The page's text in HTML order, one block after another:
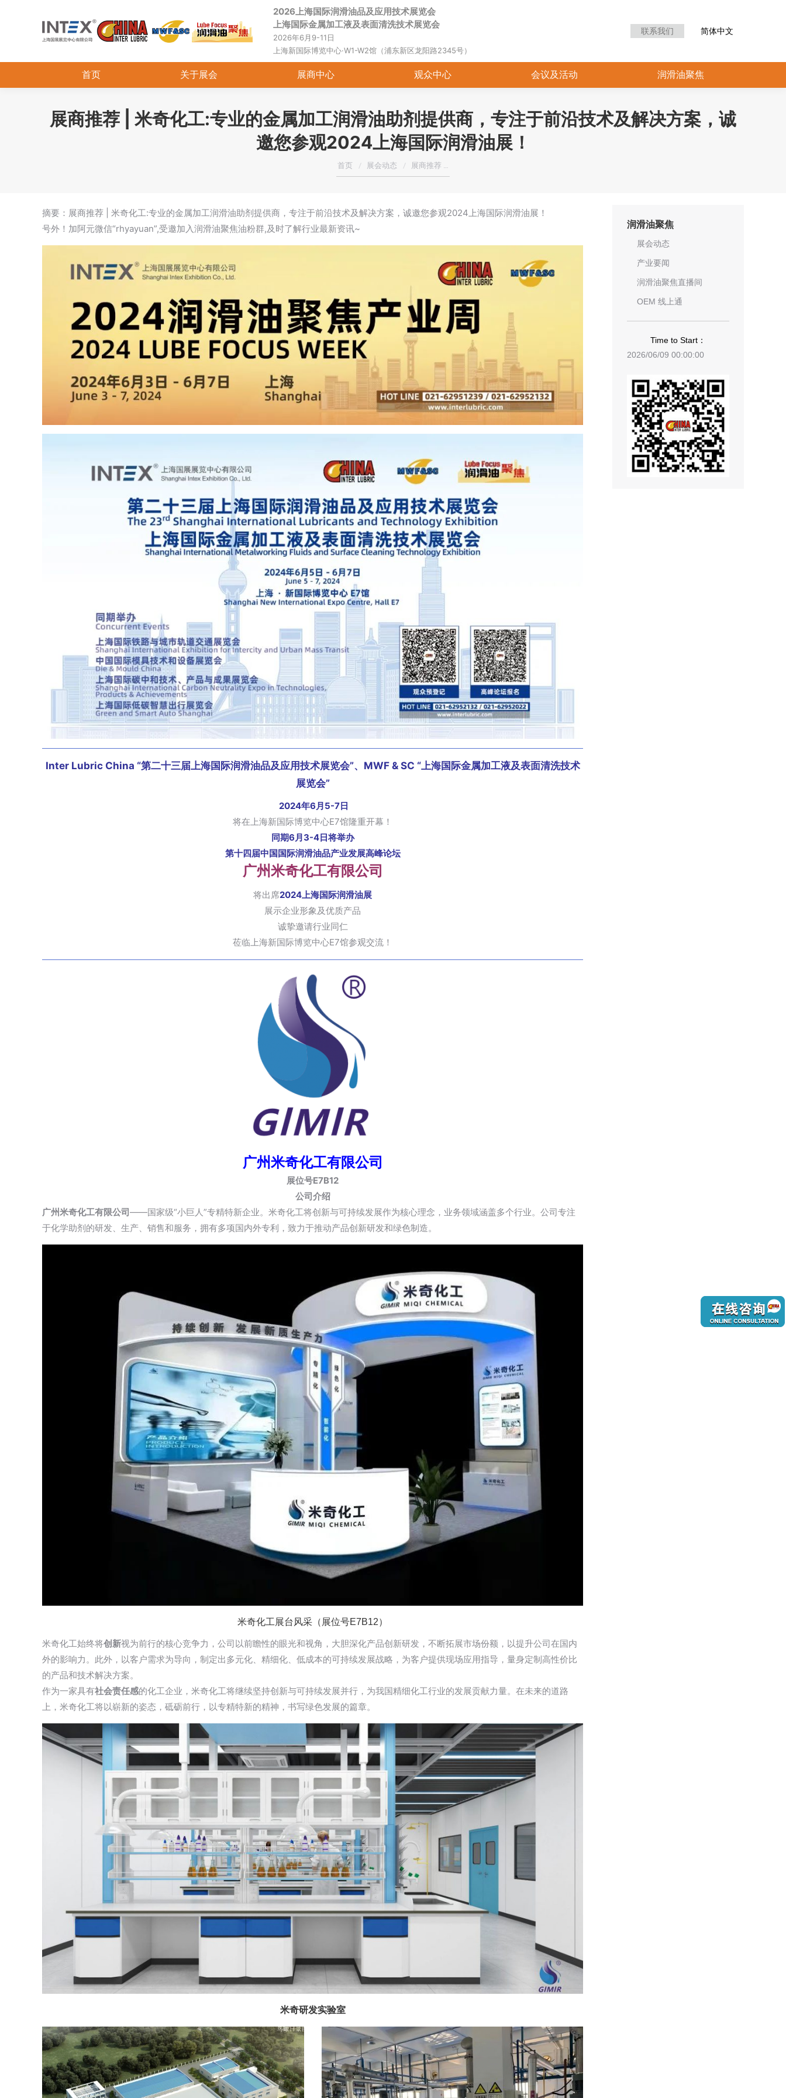
2026上海国际润滑油品及应用技术展览会
上海国际金属加工液及表面清洗技术展览会
2026年6月9-11日
上海新国际博览中心·W1-W2馆（浦东新区龙阳路2345号）
联系我们 简体中文
首页 关于展会 展商中心 观众中心 会议及活动 润滑油聚焦
展商推荐 | 米奇化工:专业的金属加工润滑油助剂提供商，专注于前沿技术及解决方案，诚
邀您参观2024上海国际润滑油展！
您在这里：
首页 展会动态 展商推荐 …
摘要：展商推荐 | 米奇化工:专业的金属加工润滑油助剂提供商，专注于前沿技术及解决方案，诚邀您参观2024上海国际润滑油展！
号外！加阿元微信“rhyayuan”,受邀加入润滑油聚焦油粉群,及时了解行业最新资讯~
Inter Lubric China “第二十三届上海国际润滑油品及应用技术展览会”、 MWF & SC “上海国际金属加工液及表面清洗技术
展览会”
2024年6月5-7日
将在上海新国际博览中心E7馆隆重开幕！
同期6月3-4日将举办
第十四届中国国际润滑油品产业发展高峰论坛
广州米奇化工有限公司
将出席2024上海国际润滑油展
展示企业形象及优质产品
诚挚邀请行业同仁
莅临上海新国际博览中心E7馆参观交流！
广州米奇化工有限公司
展位号E7B12
公司介绍
广州米奇化工有限公司——国家级“小巨人”专精特新企业。米奇化工将创新与可持续发展作为核心理念，业务领域涵盖多个行业。公司专注
于化学助剂的研发、生产、销售和服务，拥有多项国内外专利，致力于推动产品创新研发和绿色制造。
米奇化工展台风采（展位号E7B12）
米奇化工始终将创新视为前行的核心竞争力，公司以前瞻性的眼光和视角，大胆深化产品创新研发，不断拓展市场份额，以提升公司在国内
外的影响力。此外，以客户需求为导向，制定出多元化、精细化、低成本的可持续发展战略，为客户提供现场应用指导，量身定制高性价比
的产品和技术解决方案。
作为一家具有社会责任感的化工企业，米奇化工将继续坚持创新与可持续发展并行，为我国精细化工行业的发展贡献力量。在未来的道路
上，米奇化工将以崭新的姿态，砥砺前行，以专精特新的精神，书写绿色发展的篇章。
米奇研发实验室
润滑油聚焦
展会动态
产业要闻
润滑油聚焦直播间
OEM 线上通
Time to Start：
2026/06/09 00:00:00
首页 关于展会 展商中心